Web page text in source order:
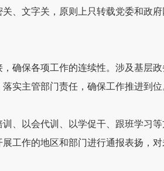
、文字关，原则上只转载党委和政
确保各项工作的连续性。涉及基层
实主管部门责任，确保工作推进到
、
以会代训、以学促干、跟班学习
工作的地区和部门进行通报表扬，对